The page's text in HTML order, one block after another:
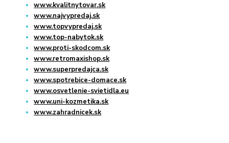
www.kvalitnytovar.sk
www.najvypredaj.sk
www.topvypredaj.sk
www.top-nabytok.sk
www.proti-skodcom.sk
www.retromaxishop.sk
www.superpredajca.sk
www.spotrebice-domace.sk
www.osvetlenie-svietidla.eu
www.uni-kozmetika.sk
www.zahradnicek.sk